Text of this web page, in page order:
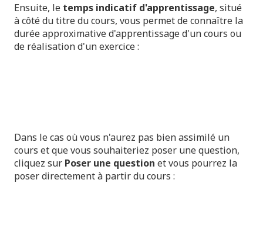
Ensuite, le temps indicatif d'apprentissage, situé
à côté du titre du cours, vous permet de connaître la
durée approximative d'apprentissage d'un cours ou
de réalisation d'un exercice :
Dans le cas où vous n'aurez pas bien assimilé un
cours et que vous souhaiteriez poser une question,
cliquez sur Poser une question et vous pourrez la
poser directement à partir du cours :